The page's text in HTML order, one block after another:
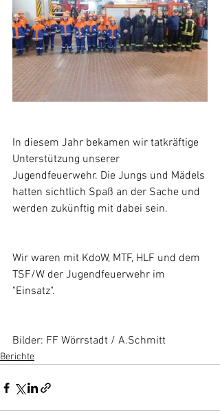
In diesem Jahr bekamen wir tatkräftige
Unterstützung unserer
Jugendfeuerwehr. Die Jungs und Mädels
hatten sichtlich Spaß an der Sache und
werden zukünftig mit dabei sein.
Wir waren mit KdoW, MTF, HLF und dem
TSF/W der Jugendfeuerwehr im
"Einsatz".
Bilder: FF Wörrstadt / A.Schmitt
Berichte